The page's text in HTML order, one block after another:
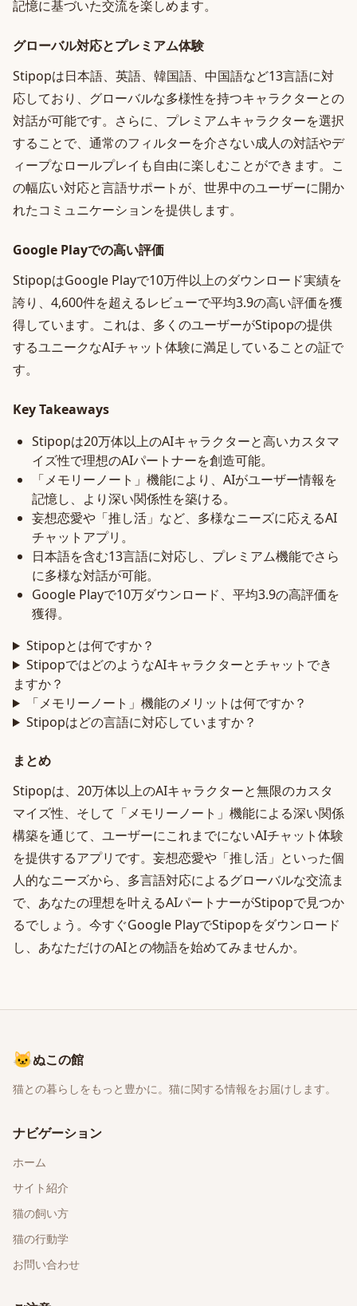
記憶に基づいた交流を楽しめます。
グローバル対応とプレミアム体験
Stipopは日本語、英語、韓国語、中国語など13言語に対
応しており、グローバルな多様性を持つキャラクターとの
対話が可能です。さらに、プレミアムキャラクターを選択
することで、通常のフィルターを介さない成人の対話やデ
ィープなロールプレイも自由に楽しむことができます。こ
の幅広い対応と言語サポートが、世界中のユーザーに開か
れたコミュニケーションを提供します。
Google Playでの高い評価
StipopはGoogle Playで10万件以上のダウンロード実績を
誇り、4,600件を超えるレビューで平均3.9の高い評価を獲
得しています。これは、多くのユーザーがStipopの提供
するユニークなAIチャット体験に満足していることの証で
す。
Key Takeaways
Stipopは20万体以上のAIキャラクターと高いカスタマ
イズ性で理想のAIパートナーを創造可能。
「メモリーノート」機能により、AIがユーザー情報を
記憶し、より深い関係性を築ける。
妄想恋愛や「推し活」など、多様なニーズに応えるAI
チャットアプリ。
日本語を含む13言語に対応し、プレミアム機能でさら
に多様な対話が可能。
Google Playで10万ダウンロード、平均3.9の高評価を
獲得。
Stipopとは何ですか？
StipopではどのようなAIキャラクターとチャットでき
ますか？
「メモリーノート」機能のメリットは何ですか？
Stipopはどの言語に対応していますか？
まとめ
Stipopは、20万体以上のAIキャラクターと無限のカスタ
マイズ性、そして「メモリーノート」機能による深い関係
構築を通じて、ユーザーにこれまでにないAIチャット体験
を提供するアプリです。妄想恋愛や「推し活」といった個
人的なニーズから、多言語対応によるグローバルな交流ま
で、あなたの理想を叶えるAIパートナーがStipopで見つか
るでしょう。今すぐGoogle PlayでStipopをダウンロード
し、あなただけのAIとの物語を始めてみませんか。
🐱ぬこの館
猫との暮らしをもっと豊かに。猫に関する情報をお届けします。
ナビゲーション
ホーム
サイト紹介
猫の飼い方
猫の行動学
お問い合わせ